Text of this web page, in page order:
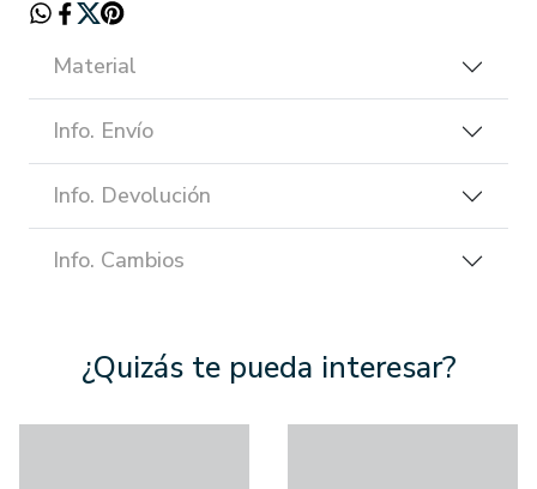
Material
Info. Envío
Info. Devolución
Info. Cambios
¿Quizás te pueda interesar?